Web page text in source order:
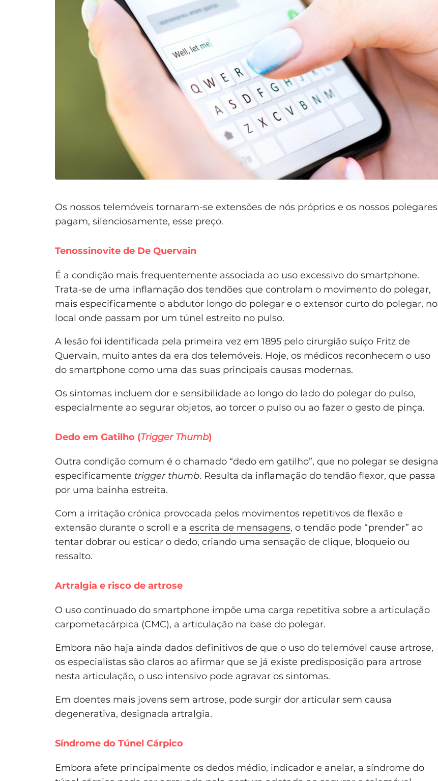
Os nossos telemóveis tornaram-se extensões de nós próprios e os nossos polegares
pagam, silenciosamente, esse preço.
Tenossinovite de De Quervain
É a condição mais frequentemente associada ao uso excessivo do smartphone.
Trata-se de uma inflamação dos tendões que controlam o movimento do polegar,
mais especificamente o abdutor longo do polegar e o extensor curto do polegar, no
local onde passam por um túnel estreito no pulso.
A lesão foi identificada pela primeira vez em 1895 pelo cirurgião suíço Fritz de
Quervain, muito antes da era dos telemóveis. Hoje, os médicos reconhecem o uso
do smartphone como uma das suas principais causas modernas.
Os sintomas incluem dor e sensibilidade ao longo do lado do polegar do pulso,
especialmente ao segurar objetos, ao torcer o pulso ou ao fazer o gesto de pinça.
Dedo em Gatilho (Trigger Thumb)
Outra condição comum é o chamado “dedo em gatilho”, que no polegar se designa
especificamente trigger thumb. Resulta da inflamação do tendão flexor, que passa
por uma bainha estreita.
Com a irritação crónica provocada pelos movimentos repetitivos de flexão e
extensão durante o scroll e a escrita de mensagens, o tendão pode “prender” ao
tentar dobrar ou esticar o dedo, criando uma sensação de clique, bloqueio ou
ressalto.
Artralgia e risco de artrose
O uso continuado do smartphone impõe uma carga repetitiva sobre a articulação
carpometacárpica (CMC), a articulação na base do polegar.
Embora não haja ainda dados definitivos de que o uso do telemóvel cause artrose,
os especialistas são claros ao afirmar que se já existe predisposição para artrose
nesta articulação, o uso intensivo pode agravar os sintomas.
Em doentes mais jovens sem artrose, pode surgir dor articular sem causa
degenerativa, designada artralgia.
Síndrome do Túnel Cárpico
Embora afete principalmente os dedos médio, indicador e anelar, a síndrome do